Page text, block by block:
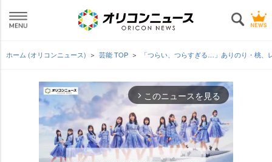
ホーム (オリコンニュース) 芸能 TOP 「つらい、つらすぎる…」ありのり・桃
arrow_forward_ios このニュースを見る